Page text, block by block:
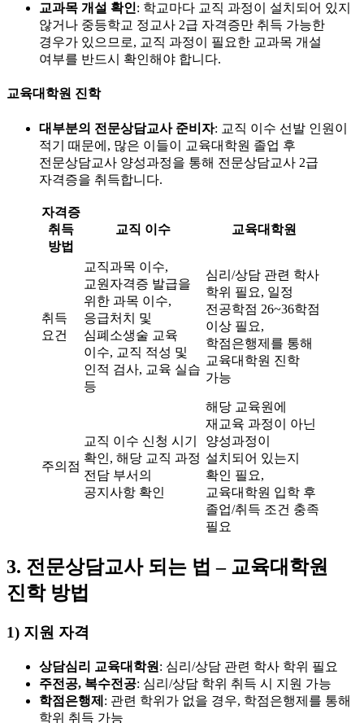
교과목 개설 확인: 학교마다 교직 과정이 설치되어 있지
않거나 중등학교 정교사 2급 자격증만 취득 가능한
경우가 있으므로, 교직 과정이 필요한 교과목 개설
여부를 반드시 확인해야 합니다.
교육대학원 진학
대부분의 전문상담교사 준비자: 교직 이수 선발 인원이
적기 때문에, 많은 이들이 교육대학원 졸업 후
전문상담교사 양성과정을 통해 전문상담교사 2급
자격증을 취득합니다.
자격증
취득
방법
교직 이수 교육대학원
취득
요건
교직과목 이수,
교원자격증 발급을
위한 과목 이수,
응급처치 및
심폐소생술 교육
이수, 교직 적성 및
인적 검사, 교육 실습
등
심리/상담 관련 학사
학위 필요, 일정
전공학점 26~36학점
이상 필요,
학점은행제를 통해
교육대학원 진학
가능
주의점
교직 이수 신청 시기
확인, 해당 교직 과정
전담 부서의
공지사항 확인
해당 교육원에
재교육 과정이 아닌
양성과정이
설치되어 있는지
확인 필요,
교육대학원 입학 후
졸업/취득 조건 충족
필요
3. 전문상담교사 되는 법 – 교육대학원
진학 방법
1) 지원 자격
상담심리 교육대학원 : 심리/상담 관련 학사 학위 필요
주전공, 복수전공: 심리/상담 학위 취득 시 지원 가능
학점은행제 : 관련 학위가 없을 경우, 학점은행제를 통해
학위 취득 가능